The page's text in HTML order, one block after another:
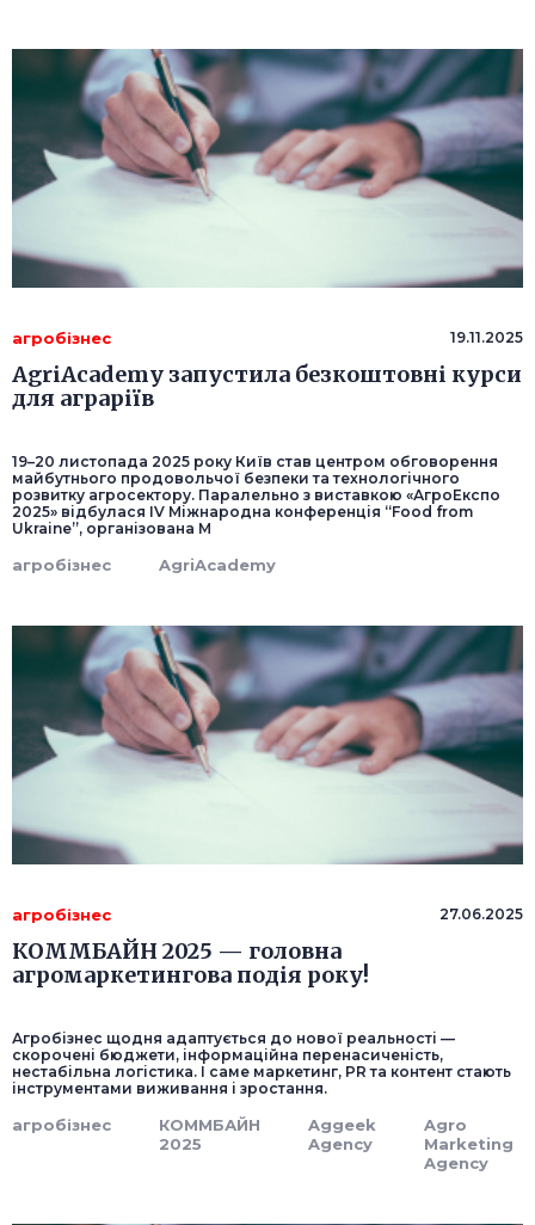
агробізнес 19.11.2025
AgriAcademy запустила безкоштовні курси
для аграріїв
19–20 листопада 2025 року Київ став центром обговорення
майбутнього продовольчої безпеки та технологічного
розвитку агросектору. Паралельно з виставкою «АгроЕкспо
2025» відбулася IV Міжнародна конференція “Food from
Ukraine”, організована М
агробізнес AgriAcademy
агробізнес 27.06.2025
КОММБАЙН 2025 — головна
агромаркетингова подія року!
Агробізнес щодня адаптується до нової реальності —
скорочені бюджети, інформаційна перенасиченість,
нестабільна логістика. І саме маркетинг, PR та контент стають
інструментами виживання і зростання.
агробізнес
КОММБАЙН
2025
Aggeek
Agency
Agro
Marketing
Agency